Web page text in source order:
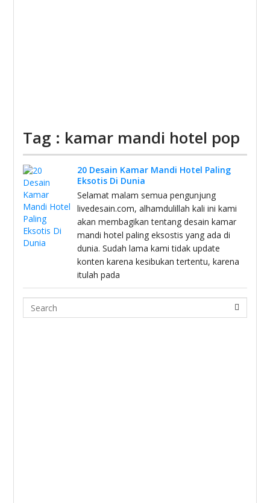
Tag : kamar mandi hotel pop
20 Desain Kamar Mandi Hotel Paling
Eksotis Di Dunia
Selamat malam semua pengunjung
livedesain.com, alhamdulillah kali ini kami
akan membagikan tentang desain kamar
mandi hotel paling eksostis yang ada di
dunia. Sudah lama kami tidak update
konten karena kesibukan tertentu, karena
itulah pada
Search